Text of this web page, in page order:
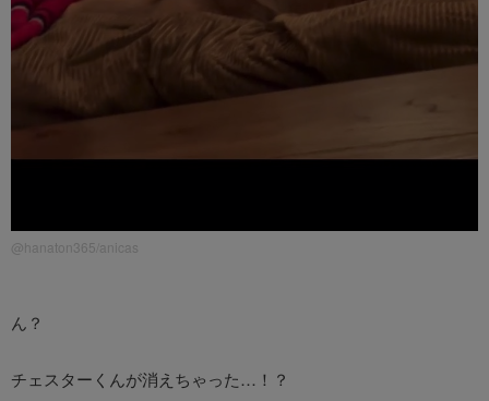
@hanaton365/anicas
ん？
チェスターくんが消えちゃった…！？